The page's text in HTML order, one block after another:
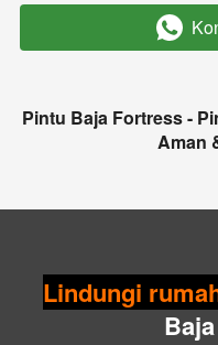
`
Pintu Baja Fortress -
Aman
Lindungi